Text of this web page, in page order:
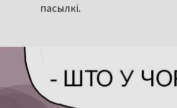
пасылкі.